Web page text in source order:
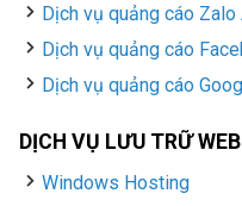
Dịch vụ quảng cáo Zalo
Dịch vụ quảng cáo
Dịch vụ quảng cáo
DỊCH VỤ LƯU TRỮ
Windows Hosting